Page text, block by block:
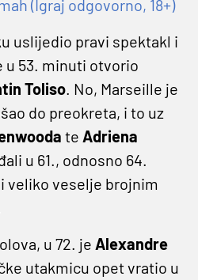
(Igraj odgovorno, 18+)
uslijedio pravi spektakl i
u 53. minuti otvorio
Toliso. No, Marseille je
do preokreta, i to uz
te Adriena
u 61., odnosno 64.
veliko veselje brojnim
u 72. je Alexandre
utakmicu opet vratio u